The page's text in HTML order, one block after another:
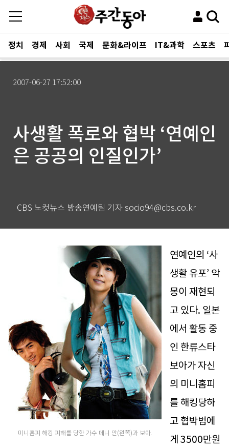
정치 경제 사회 국제 문화&라이프 IT&과학 스포츠
2007-06-27 17:52:00
사생활 폭로와 협박 ‘연예인
은 공공의 인질인가’
CBS 노컷뉴스 방송연예팀 기자 socio94@cbs.co.kr
미니홈피 해킹 피해를 당한 가수 데니 안(왼쪽)과 보아.
연예인의 ‘사
생활 유포’ 악
몽이 재현되
고 있다. 일본
에서 활동 중
인 한류스타
보아가 자신
의 미니홈피
를 해킹당하
고 협박범에
게 3500만원